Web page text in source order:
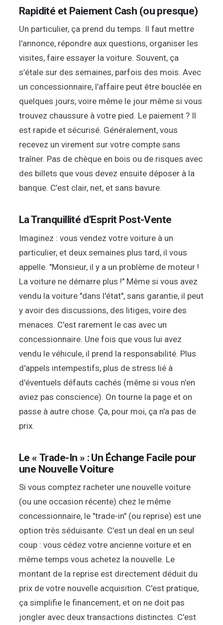
Rapidité et Paiement Cash (ou presque)
Un particulier, ça prend du temps. Il faut mettre
l'annonce, répondre aux questions, organiser les
visites, faire essayer la voiture. Souvent, ça
s’étale sur des semaines, parfois des mois. Avec
un concessionnaire, l’affaire peut être bouclée en
quelques jours, voire même le jour même si vous
trouvez chaussure à votre pied. Le paiement ? Il
est rapide et sécurisé. Généralement, vous
recevez un virement sur votre compte sans
traîner. Pas de chèque en bois ou de risques avec
des billets que vous devez ensuite déposer à la
banque. C’est clair, net, et sans bavure.
La Tranquillité d’Esprit Post-Vente
Imaginez : vous vendez votre voiture à un
particulier, et deux semaines plus tard, il vous
appelle. "Monsieur, il y a un problème de moteur !
La voiture ne démarre plus !" Même si vous avez
vendu la voiture "dans l'état", sans garantie, il peut
y avoir des discussions, des litiges, voire des
menaces. C'est rarement le cas avec un
concessionnaire. Une fois que vous lui avez
vendu le véhicule, il prend la responsabilité. Plus
d'appels intempestifs, plus de stress lié à
d'éventuels défauts cachés (même si vous n'en
aviez pas conscience). On tourne la page et on
passe à autre chose. Ça, pour moi, ça n'a pas de
prix.
Le « Trade-In » : Un Échange Facile pour
une Nouvelle Voiture
Si vous comptez racheter une nouvelle voiture
(ou une occasion récente) chez le même
concessionnaire, le "trade-in" (ou reprise) est une
option très séduisante. C'est un deal en un seul
coup : vous cédez votre ancienne voiture et en
même temps vous achetez la nouvelle. Le
montant de la reprise est directement déduit du
prix de votre nouvelle acquisition. C'est pratique,
ça simplifie le financement, et on ne doit pas
jongler avec deux transactions distinctes. C'est